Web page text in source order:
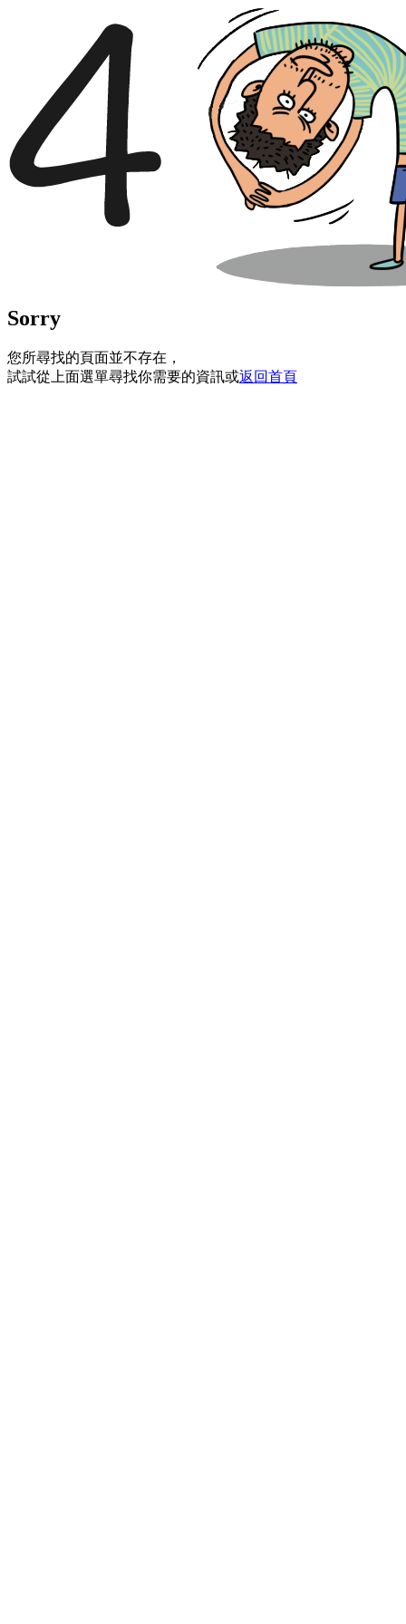
Sorry
您所尋找的頁面並不存在，
試試從上面選單尋找你需要的資訊或返回首頁